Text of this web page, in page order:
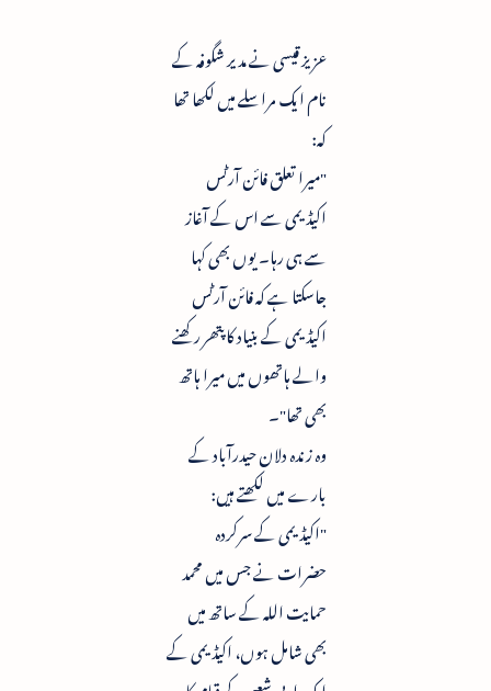
عزیز قیسی نے مدیر شگوفہ کے
نام ایک مراسلے میں لکھا تھا
کہ:
"میرا تعلق فائن آرٹس
اکیڈیمی سے اس کے آغاز
سے ہی رہا۔ یوں بھی کہا
جاسکتا ہے کہ فائن آرٹس
اکیڈیمی کے بنیاد کا پتھر رکھنے
والے ہاتھوں میں میرا ہاتھ
بھی تھا"۔
وہ زندہ دلان حیدرآباد کے
بارے میں لکھتے ہیں:
"اکیڈیمی کے سرکردہ
حضرات نے جس میں محمد
حمایت اللہ کے ساتھ میں
بھی شامل ہوں، اکیڈیمی کے